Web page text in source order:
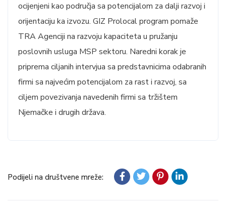
ocijenjeni kao područja sa potencijalom za dalji razvoj i
orijentaciju ka izvozu. GIZ Prolocal program pomaže
TRA Agenciji na razvoju kapaciteta u pružanju
poslovnih usluga MSP sektoru. Naredni korak je
priprema ciljanih intervjua sa predstavnicima odabranih
firmi sa najvećim potencijalom za rast i razvoj, sa
ciljem povezivanja navedenih firmi sa tržištem
Njemačke i drugih država.
Podijeli na društvene mreže: